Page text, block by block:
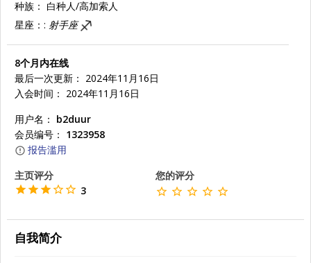
种族： 白种人/高加索人
星座：: 射手座
8个月内在线
最后一次更新： 2024年11月16日
入会时间： 2024年11月16日
用户名： b2duur
会员编号： 1323958
报告滥用
主页评分
3
您的评分
自我简介